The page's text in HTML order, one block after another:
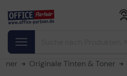
Originale Tinten & Toner